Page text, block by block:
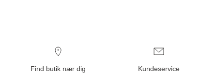
Find butik nær dig Kundeservice